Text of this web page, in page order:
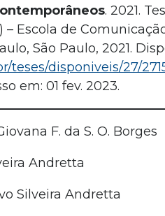
. 2021.
Escola de
São Paulo, 2021.
teses/disponiveis/27/
em: 01 fev. 2023.
F. da S. O. Borges
Andretta
Silveira Andretta